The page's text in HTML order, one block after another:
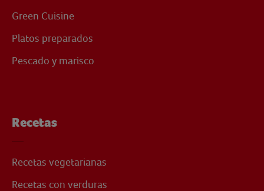
Green Cuisine
Platos preparados
Pescado y marisco
Recetas
Recetas vegetarianas
Recetas con verduras